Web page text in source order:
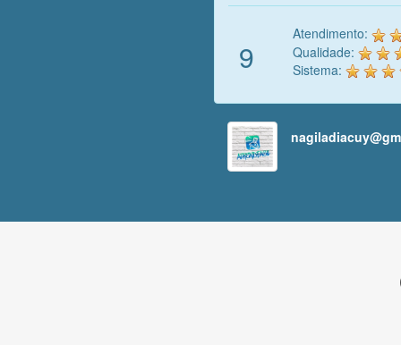
9
Atendimento:
Qualidade:
Sistema: